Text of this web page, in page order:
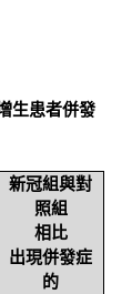
生患者併發
新冠組與對
照組
相比
出現併發症
的